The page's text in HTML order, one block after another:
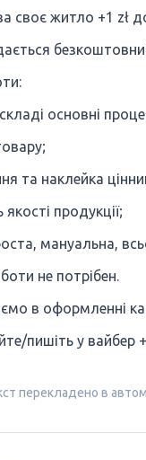
своє житло +1 zł
основні
та наклейка
продукції;
мануальна,
не потрібен.
в оформленні
пишіть у вайбер
перекладено в